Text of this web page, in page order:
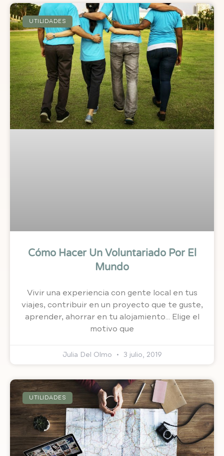
UTILIDADES
Cómo Hacer Un Voluntariado Por El
Mundo
Vivir una experiencia con gente local en tus
viajes, contribuir en un proyecto que te guste,
aprender, ahorrar en tu alojamiento… Elige el
motivo que
Julia Del Olmo 3 julio, 2019
UTILIDADES